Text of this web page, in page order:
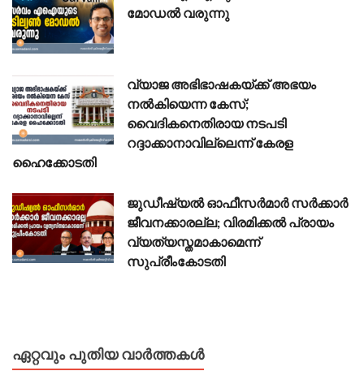
മോഡൽ വരുന്നു
വ്യാജ അഭിഭാഷകയ്ക്ക് അഭയം
നൽകിയെന്ന കേസ്;
വൈദികനെതിരായ നടപടി
റദ്ദാക്കാനാവില്ലെന്ന് കേരള
ഹൈക്കോടതി
ജുഡീഷ്യൽ ഓഫീസർമാർ സർക്കാർ
ജീവനക്കാരല്ല; വിരമിക്കൽ പ്രായം
വ്യത്യസ്തമാകാമെന്ന്
സുപ്രീംകോടതി
ഏറ്റവും പുതിയ വാർത്തകൾ